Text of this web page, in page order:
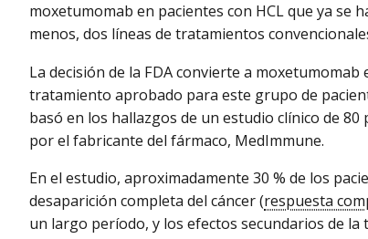
moxetumomab en pacientes con HCL que ya se
menos, dos líneas de tratamientos
La decisión de la FDA convierte a moxetumomab
tratamiento aprobado para este grupo de
basó en los hallazgos de un estudio clínico de
por el fabricante del fármaco, MedImmune.
En el estudio, aproximadamente 30 % de los
desaparición completa del cáncer (respuesta
un largo período, y los efectos secundarios de la